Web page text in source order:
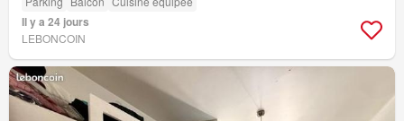
Il y a 24 jours
LEBONCOIN